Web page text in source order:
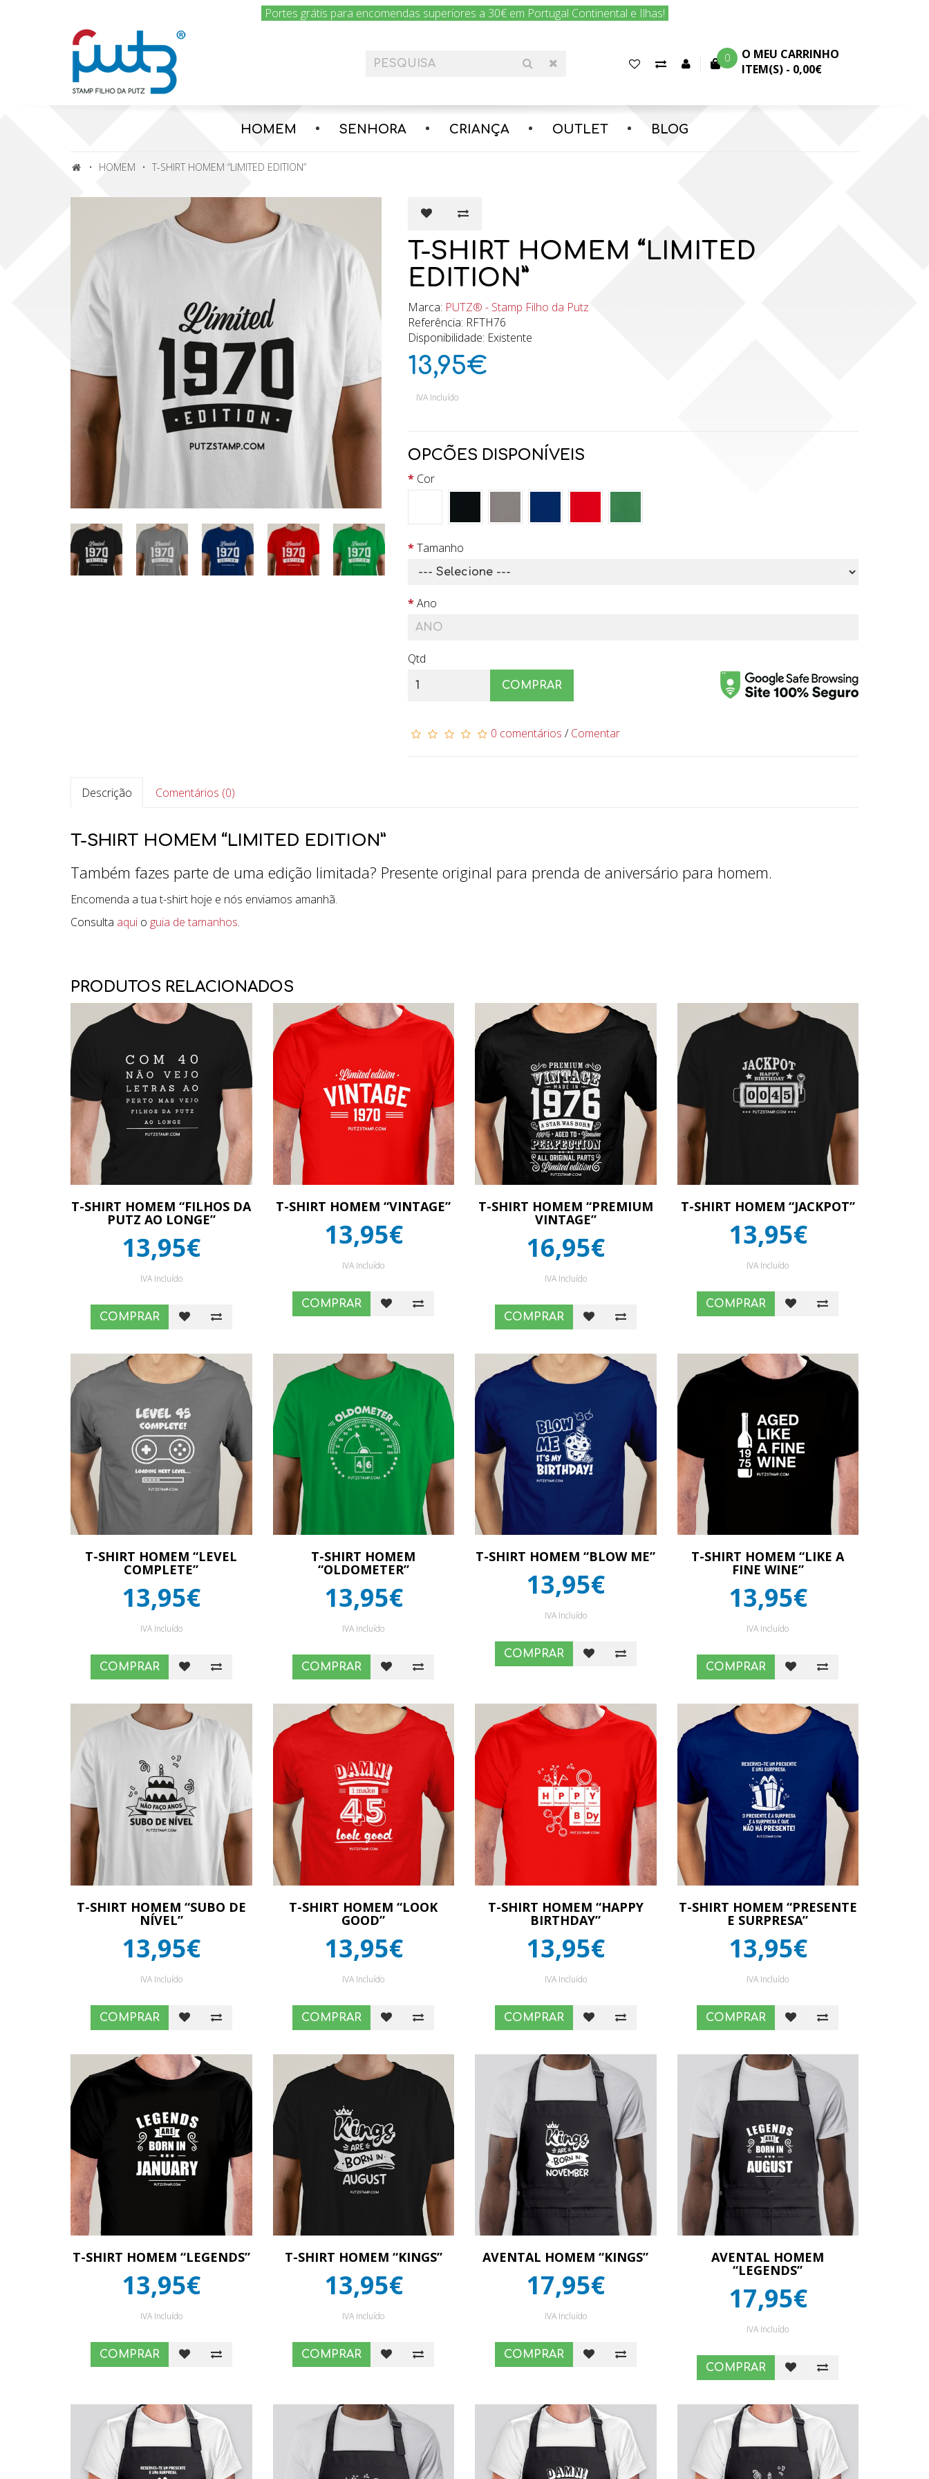
Portes grátis para encomendas superiores a 30€ em Portugal Continental e Ilhas!
FavoritosComparar
Conta 0
O MEU CARRINHO
ITEM(S) - 0,00€
HOMEM SENHORA CRIANÇA OUTLET BLOG
HOMEM T-SHIRT HOMEM “LIMITED EDITION”
T-SHIRT HOMEM “LIMITED
EDITION”
Marca: PUTZ® - Stamp Filho da Putz
Referência: RFTH76
Disponibilidade: Existente
13,95€
IVA Incluído
OPCÕES DISPONÍVEIS
Cor
Tamanho
Ano
Qtd
COMPRAR
0 comentários /Comentar
Descrição Comentários (0)
T-SHIRT HOMEM “LIMITED EDITION”
Também fazes parte de uma edição limitada? Presente original para prenda de aniversário para homem.
Encomenda a tua t-shirt hoje e nós enviamos amanhã.
Consulta aqui o guia de tamanhos.
PRODUTOS RELACIONADOS
T-SHIRT HOMEM “FILHOS DA
PUTZ AO LONGE”
13,95€
IVA Incluído
COMPRAR
T-SHIRT HOMEM “VINTAGE”
13,95€
IVA Incluído
COMPRAR
T-SHIRT HOMEM “PREMIUM
VINTAGE”
16,95€
IVA Incluído
COMPRAR
T-SHIRT HOMEM “JACKPOT”
13,95€
IVA Incluído
COMPRAR
T-SHIRT HOMEM “LEVEL
COMPLETE”
13,95€
IVA Incluído
COMPRAR
T-SHIRT HOMEM
“OLDOMETER”
13,95€
IVA Incluído
COMPRAR
T-SHIRT HOMEM “BLOW ME”
13,95€
IVA Incluído
COMPRAR
T-SHIRT HOMEM “LIKE A
FINE WINE”
13,95€
IVA Incluído
COMPRAR
T-SHIRT HOMEM “SUBO DE
NÍVEL”
13,95€
IVA Incluído
COMPRAR
T-SHIRT HOMEM “LOOK
GOOD”
13,95€
IVA Incluído
COMPRAR
T-SHIRT HOMEM “HAPPY
BIRTHDAY”
13,95€
IVA Incluído
COMPRAR
T-SHIRT HOMEM “PRESENTE
E SURPRESA”
13,95€
IVA Incluído
COMPRAR
T-SHIRT HOMEM “LEGENDS”
13,95€
IVA Incluído
COMPRAR
T-SHIRT HOMEM “KINGS”
13,95€
IVA Incluído
COMPRAR
AVENTAL HOMEM “KINGS”
17,95€
IVA Incluído
COMPRAR
AVENTAL HOMEM
“LEGENDS”
17,95€
IVA Incluído
COMPRAR